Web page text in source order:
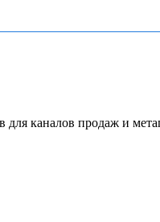
каналов продаж и